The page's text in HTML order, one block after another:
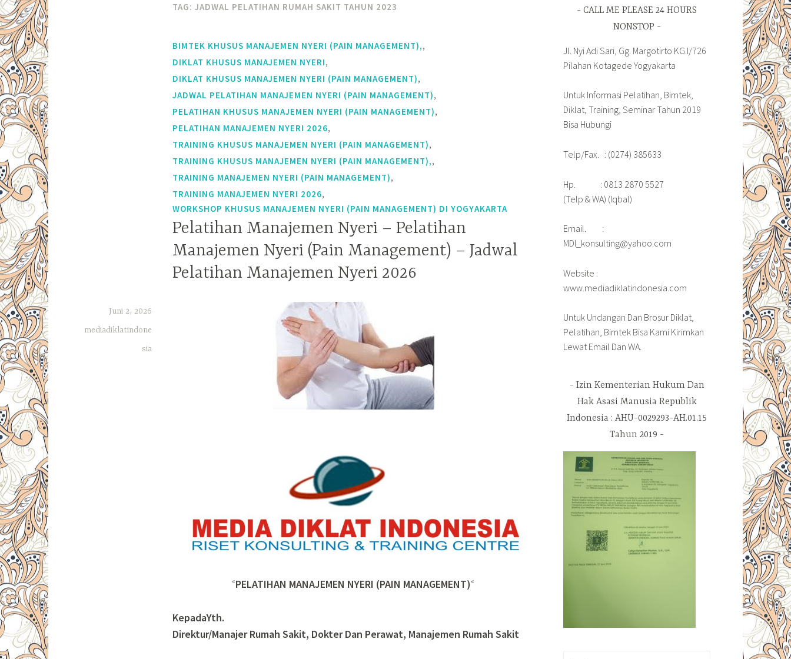
TAG: JADWAL PELATIHAN RUMAH SAKIT TAHUN 2023
BIMTEK KHUSUS MANAJEMEN NYERI (PAIN MANAGEMENT),,
DIKLAT KHUSUS MANAJEMEN NYERI,
DIKLAT KHUSUS MANAJEMEN NYERI (PAIN MANAGEMENT),
JADWAL PELATIHAN MANAJEMEN NYERI (PAIN MANAGEMENT),
PELATIHAN KHUSUS MANAJEMEN NYERI (PAIN MANAGEMENT),
PELATIHAN MANAJEMEN NYERI 2026,
TRAINING KHUSUS MANAJEMEN NYERI (PAIN MANAGEMENT),
TRAINING KHUSUS MANAJEMEN NYERI (PAIN MANAGEMENT),,
TRAINING MANAJEMEN NYERI (PAIN MANAGEMENT),
TRAINING MANAJEMEN NYERI 2026,
WORKSHOP KHUSUS MANAJEMEN NYERI (PAIN MANAGEMENT) DI YOGYAKARTA
Pelatihan Manajemen Nyeri – Pelatihan
Manajemen Nyeri (Pain Management) – Jadwal
Pelatihan Manajemen Nyeri 2026
Juni 2, 2026
mediadiklatindone
sia
“PELATIHAN MANAJEMEN NYERI (PAIN MANAGEMENT)“
KepadaYth.
Direktur/Manajer Rumah Sakit, Dokter Dan Perawat, Manajemen Rumah Sakit
CALL ME PLEASE 24 HOURS
NONSTOP
Jl. Nyi Adi Sari, Gg. Margotirto KG.I/726
Pilahan Kotagede Yogyakarta
Untuk Informasi Pelatihan, Bimtek,
Diklat, Training, Seminar Tahun 2019
Bisa Hubungi
Telp/Fax. : (0274) 385633
Hp. : 0813 2870 5527
(Telp & WA) (Iqbal)
Email. :
MDI_konsulting@yahoo.com
Website :
www.mediadiklatindonesia.com
Untuk Undangan Dan Brosur Diklat,
Pelatihan, Bimtek Bisa Kami Kirimkan
Lewat Email Dan WA.
Izin Kementerian Hukum Dan
Hak Asasi Manusia Republik
Indonesia : AHU-0029293-AH.01.15
Tahun 2019